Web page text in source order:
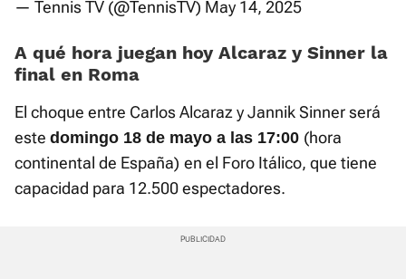
— Tennis TV (@TennisTV) May 14, 2025
A qué hora juegan hoy Alcaraz y Sinner la
final en Roma
El choque entre Carlos Alcaraz y Jannik Sinner será
este domingo 18 de mayo a las 17:00 (hora
continental de España) en el Foro Itálico, que tiene
capacidad para 12.500 espectadores.